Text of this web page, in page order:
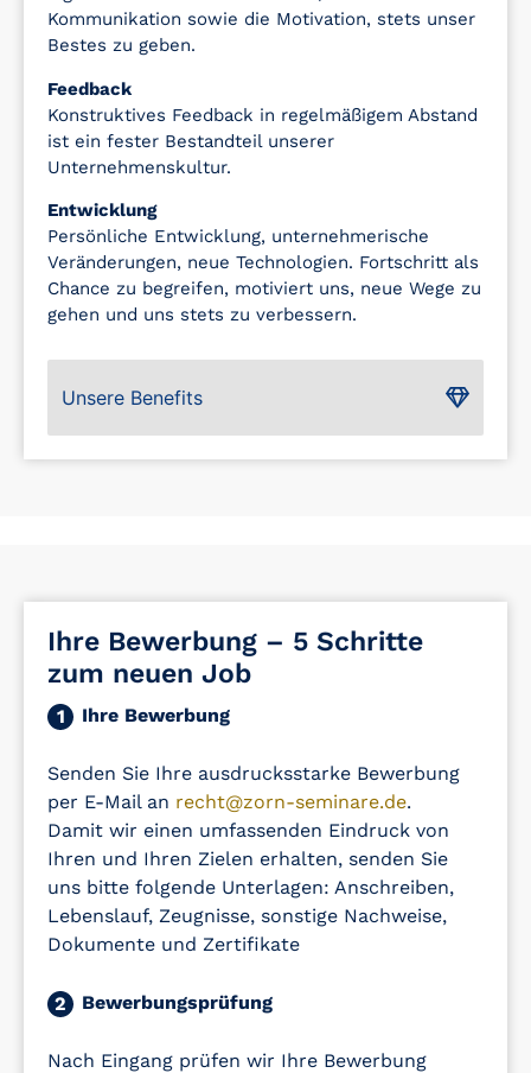
Unsere Benefits
Kommunikation sowie die Motivation, stets unser
Bestes zu geben.
Feedback
Konstruktives Feedback in regelmäßigem Abstand
ist ein fester Bestandteil unserer
Unternehmenskultur.
Entwicklung
Persönliche Entwicklung, unternehmerische
Veränderungen, neue Technologien. Fortschritt als
Chance zu begreifen, motiviert uns, neue Wege zu
gehen und uns stets zu verbessern.
Ihre Bewerbung – 5 Schritte
zum neuen Job
1 Ihre Bewerbung
Senden Sie Ihre ausdrucksstarke Bewerbung
per E-Mail an recht@zorn-seminare.de.
Damit wir einen umfassenden Eindruck von
Ihren und Ihren Zielen erhalten, senden Sie
uns bitte folgende Unterlagen: Anschreiben,
Lebenslauf, Zeugnisse, sonstige Nachweise,
Dokumente und Zertifikate
2 Bewerbungsprüfung
Nach Eingang prüfen wir Ihre Bewerbung